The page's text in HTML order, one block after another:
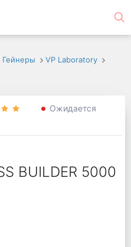
Гейнеры
VP Laboratory
Ожидается
BUILDER 5000